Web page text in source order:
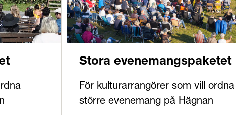
Stora evenemangspaketet
För kulturarrangörer som vill ordna
större evenemang på Hägnan